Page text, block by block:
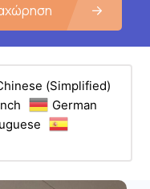
(Simplified)
German